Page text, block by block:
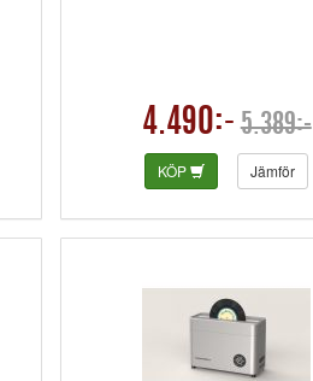
4.490:- 5.389:-
KÖP Jämför